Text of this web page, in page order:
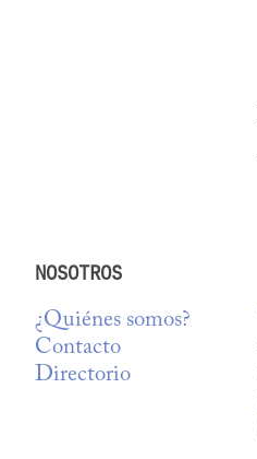
NOSOTROS
¿Quiénes somos?
Contacto
Directorio